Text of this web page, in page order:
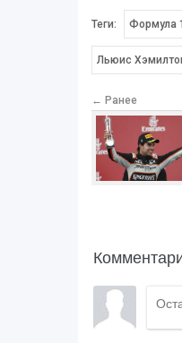
Теги: Формула 1
Льюис
← Ранее